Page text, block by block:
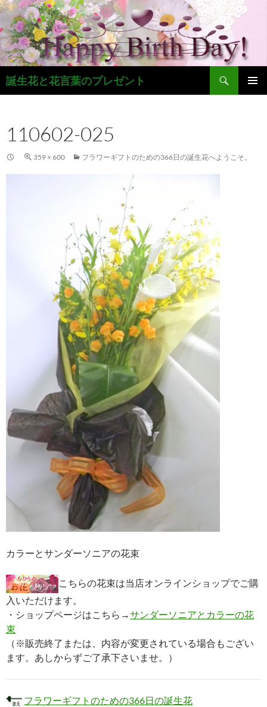
コ
ン
テ
ン
ツ
へ
ス
プ
誕生花と花言葉のプレゼント
検
索
110602-025
359 × 600 フラワーギフトのための366日の誕生花へようこそ。
カラーとサンダーソニアの花束
こちらの花束は当店オンラインショップでご購
入いただけます。
・ショップページはこちら→サンダーソニアとカラーの花
束
（※販売終了または、内容が変更されている場合もござい
ます。あしからずご了承下さいませ。）
フラワーギフトのための366日の誕生花